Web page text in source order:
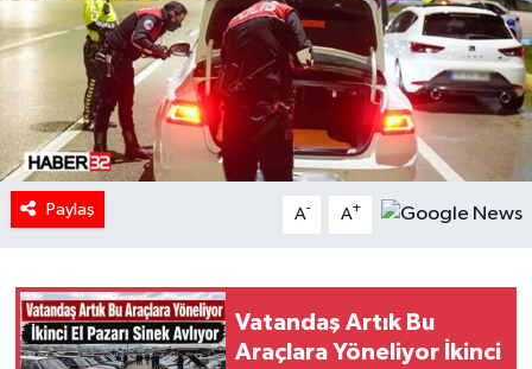
Paylaş A- A+
Vatandaş Artık Bu
Araçlara Yöneliyor İkinci
İlginç
KÜLTÜR SANAT
MAGAZİN
Oyun
RESMİ İLANLAR